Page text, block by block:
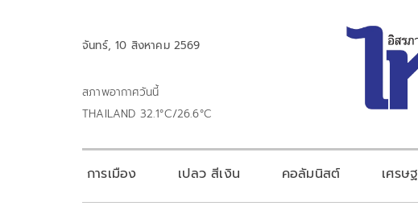
จันทร์, 10 สิงหาคม 2569
สภาพอากาศวันนี้
THAILAND 32.1°C/26.6°C
การเมือง เปลว สีเงิน คอลัมนิสต์ เศรษ